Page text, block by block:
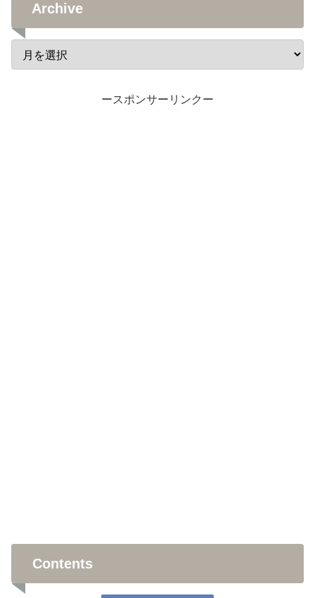
Archive
ースポンサーリンクー
Contents